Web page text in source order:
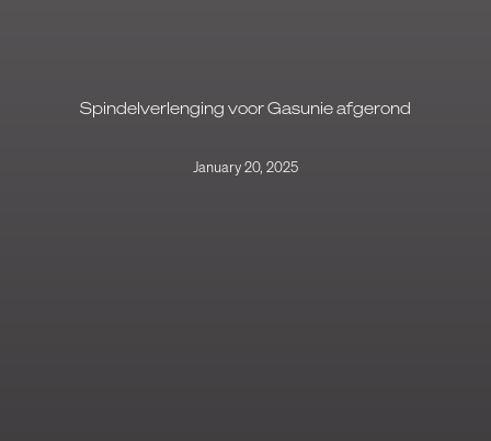
Spindelverlenging voor Gasunie afgerond
January 20, 2025